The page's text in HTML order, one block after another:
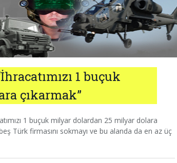
1 buçuk
çıkarmak”
1 buçuk milyar dolardan 25 milyar dolara
Türk firmasını sokmayı ve bu alanda da en az üç